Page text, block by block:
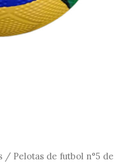
/ Pelotas de futbol n°5 de